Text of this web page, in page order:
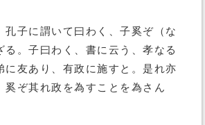
孔子に謂いて曰わく、子奚ぞ（な
る。子曰わく、書に云う、孝なる
に友あり、有政に施すと。是れ亦
奚ぞ其れ政を為すことを為さん